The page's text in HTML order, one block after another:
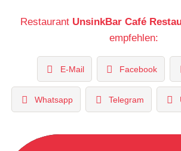
Restaurant UnsinkBar Café
empfehlen:
E-Mail Facebook
Whatsapp Telegram